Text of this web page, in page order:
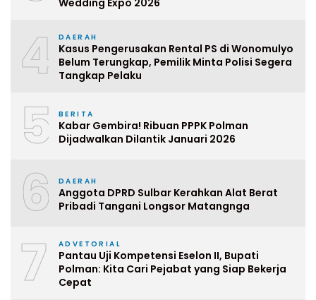
Wedding Expo 2026
4 DAERAH
Kasus Pengerusakan Rental PS di Wonomulyo
Belum Terungkap, Pemilik Minta Polisi Segera
Tangkap Pelaku
5 BERITA
Kabar Gembira! Ribuan PPPK Polman
Dijadwalkan Dilantik Januari 2026
6 DAERAH
Anggota DPRD Sulbar Kerahkan Alat Berat
Pribadi Tangani Longsor Matangnga
7 ADVETORIAL
Pantau Uji Kompetensi Eselon II, Bupati
Polman: Kita Cari Pejabat yang Siap Bekerja
Cepat